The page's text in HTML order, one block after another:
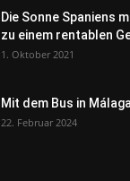
Die Sonne Spaniens
zu einem rentablen
1. Oktober 2021
Mit dem Bus in
22. Februar 2024